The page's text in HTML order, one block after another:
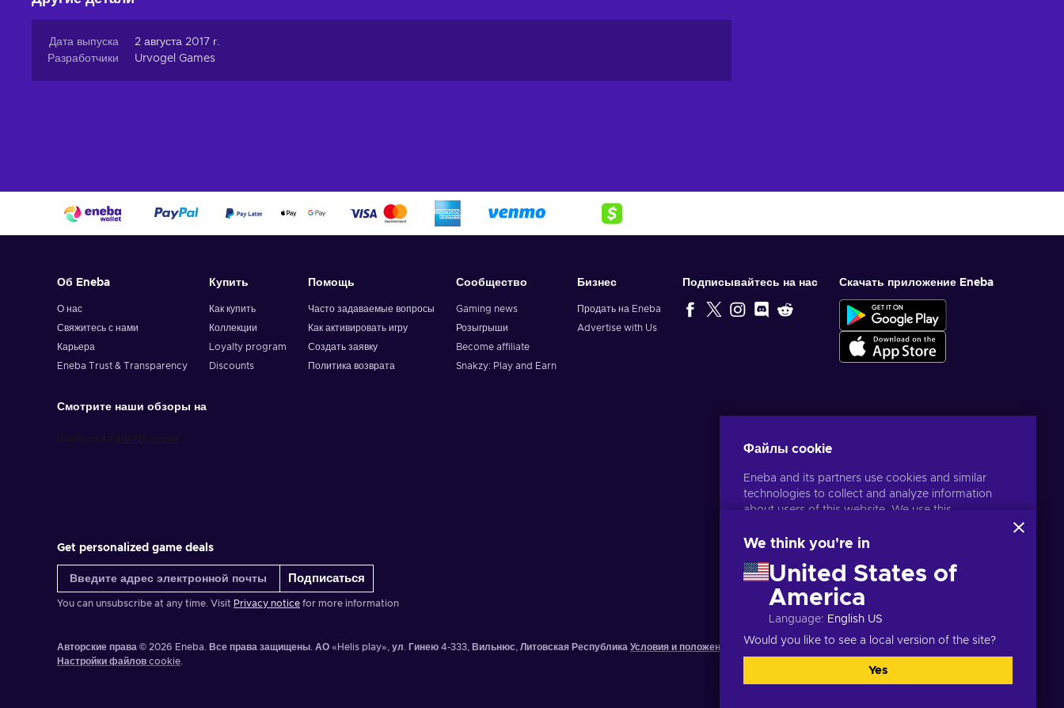
Дата выпуска
2 августа 2017 г.
Разработчики
Urvogel Games
Об Eneba
О нас
Свяжитесь с нами
Карьера
Eneba Trust & Transparency
Купить
Как купить
Коллекции
Loyalty program
Discounts
Помощь
Часто задаваемые вопросы
Как активировать игру
Создать заявку
Политика возврата
Сообщество
Gaming news
Розыгрыши
Become affiliate
Snakzy: Play and Earn
Бизнес
Продать на Eneba
Advertise with Us
Подписывайтесь на нас Скачать приложение Eneba
Смотрите наши обзоры на
Get personalized game deals
Подписаться
You can unsubscribe at any time. Visit Privacy notice for more information
Русский
Авторские права © 2026 Eneba. Все права защищены. АО «Helis play», ул. Гинею 4-333, Вильнюс, Литовская Республика Условия и положения Уведомление о конфиденциальности ,
Настройки файлов cookie
Файлы cookie
Eneba and its partners use cookies and similar
technologies to collect and analyze information
about users of this website. We use this
other services on the site. Your personal data may
By clicking 'Accept all', you consent to the use of
these technologies by Eneba and its partners. You
can adjust your consent by clicking 'Customize'.
For more information on how Google uses your
data, seeGoogle Business Safety & Privacy
We think you're in
United States of
America
Language: English US
Would you like to see a local version of the site?
Yes